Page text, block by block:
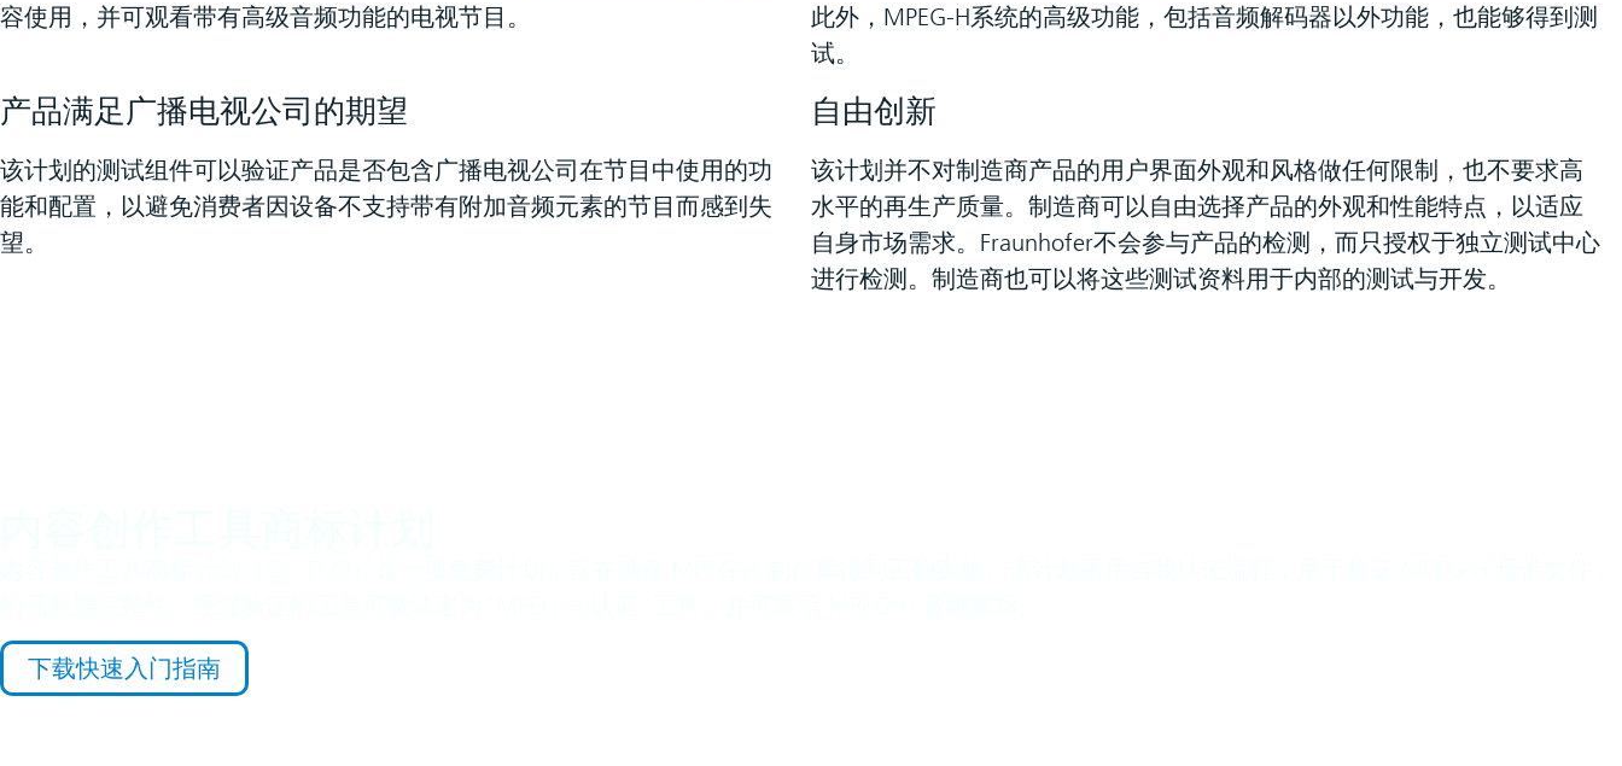
容使用，并可观看带有高级音频功能的电视节目。
此外，MPEG-H系统的高级功能，包括音频解码器以外功能，也能够得到测
试。
产品满足广播电视公司的期望
该计划的测试组件可以验证产品是否包含广播电视公司在节目中使用的功
能和配置，以避免消费者因设备不支持带有附加音频元素的节目而感到失
望。
自由创新
该计划并不对制造商产品的用户界面外观和风格做任何限制，也不要求高
水平的再生产质量。制造商可以自由选择产品的外观和性能特点，以适应
自身市场需求。Fraunhofer不会参与产品的检测，而只授权于独立测试中心
进行检测。制造商也可以将这些测试资料用于内部的测试与开发。
下载快速入门指南